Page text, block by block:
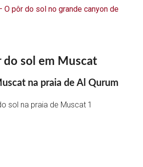
O pôr do sol no grande canyon de
do sol em Muscat
na praia de Al Qurum